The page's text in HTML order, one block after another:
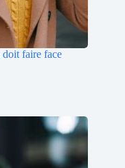
faire face